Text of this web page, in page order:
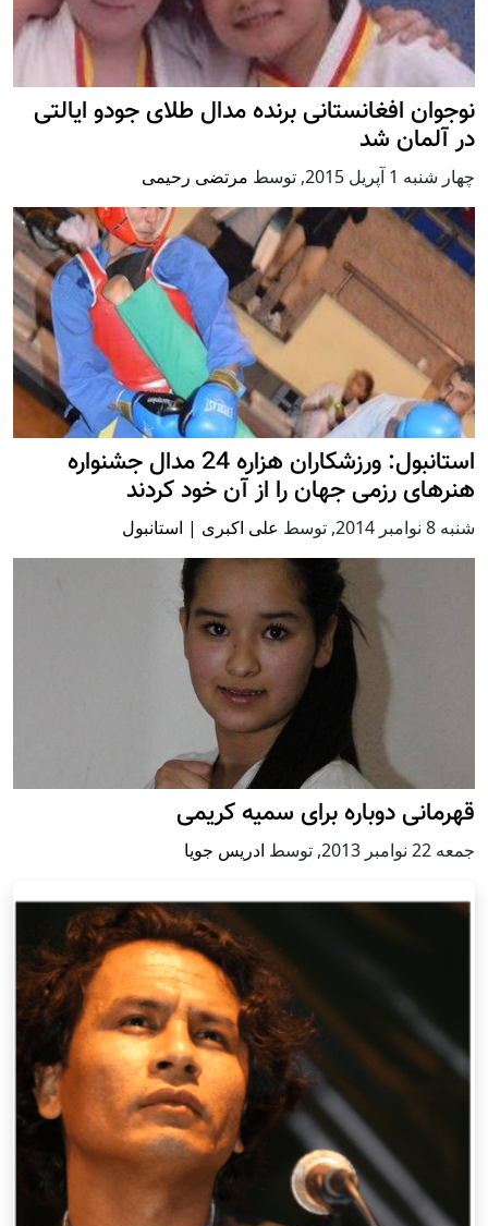
نوجوان افغانستانی برنده مدال طلای جودو ایالتی
در آلمان شد
چهار شنبه 1 آپریل 2015 , توسط مرتضی رحیمی
استانبول: ورزشکاران هزاره 24 مدال جشنواره
هنرهای رزمی جهان را از آن خود کردند
شنبه 8 نوامبر 2014 , توسط علی اکبری | استانبول
قهرمانى دوباره براى سميه كريمى
جمعه 22 نوامبر 2013 , توسط ادریس جویا